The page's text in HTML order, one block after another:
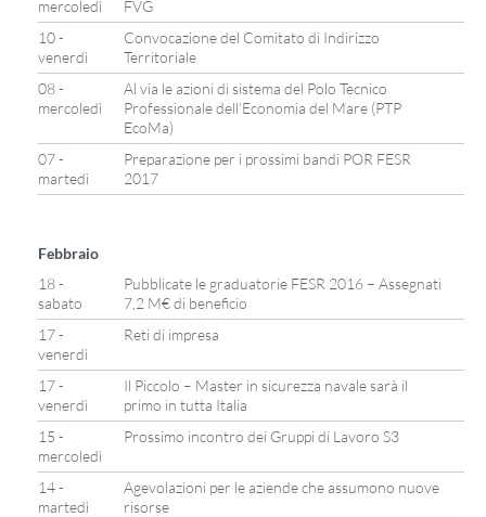
mercoledì
FVG
10 -
venerdì
Convocazione del Comitato di Indirizzo
Territoriale
08 -
mercoledì
Al via le azioni di sistema del Polo Tecnico
Professionale dell’Economia del Mare (PTP
EcoMa)
07 -
martedì
Preparazione per i prossimi bandi POR FESR
2017
Febbraio
18 -
sabato
Pubblicate le graduatorie FESR 2016 – Assegnati
7,2 M€ di beneficio
17 -
venerdì
Reti di impresa
17 -
venerdì
Il Piccolo – Master in sicurezza navale sarà il
primo in tutta Italia
15 -
mercoledì
Prossimo incontro dei Gruppi di Lavoro S3
14 -
martedì
Agevolazioni per le aziende che assumono nuove
risorse